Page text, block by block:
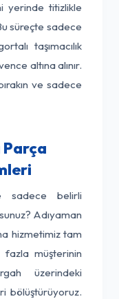
yerinde titizlikle
süreçte sadece
taşımacılık
altına alınır.
ve sadece
sadece belirli
Adıyaman
hizmetimiz tam
müşterinin
üzerindeki
bölüştürüyoruz.